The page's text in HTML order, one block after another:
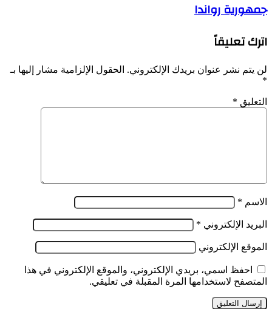
في
الوطن
وفي
نحط
بمنطقة
بولاية
السعيد
شنڨريحة
في
رسمية
إلى
رواندا
جمهورية رواندا
اترك تعليقاً
لن يتم نشر عنوان بريدك الإلكتروني. الحقول الإلزامية مشار إليها بـ
*
التعليق *
الاسم *
البريد الإلكتروني *
الموقع الإلكتروني
احفظ اسمي، بريدي الإلكتروني، والموقع الإلكتروني في هذا
المتصفح لاستخدامها المرة المقبلة في تعليقي.